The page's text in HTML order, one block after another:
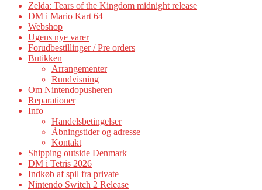
Zelda: Tears of the Kingdom midnight release
DM i Mario Kart 64
Webshop
Ugens nye varer
Forudbestillinger / Pre orders
Butikken
Arrangementer
Rundvisning
Om Nintendopusheren
Reparationer
Info
Handelsbetingelser
Åbningstider og adresse
Kontakt
Shipping outside Denmark
DM i Tetris 2026
Indkøb af spil fra private
Nintendo Switch 2 Release